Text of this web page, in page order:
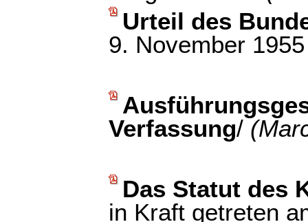
Urteil des
9. November 1955
Verfassung/
Das Statut des
in Kraft getreten